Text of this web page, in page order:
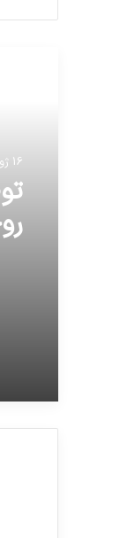
16 ژوئن 2026